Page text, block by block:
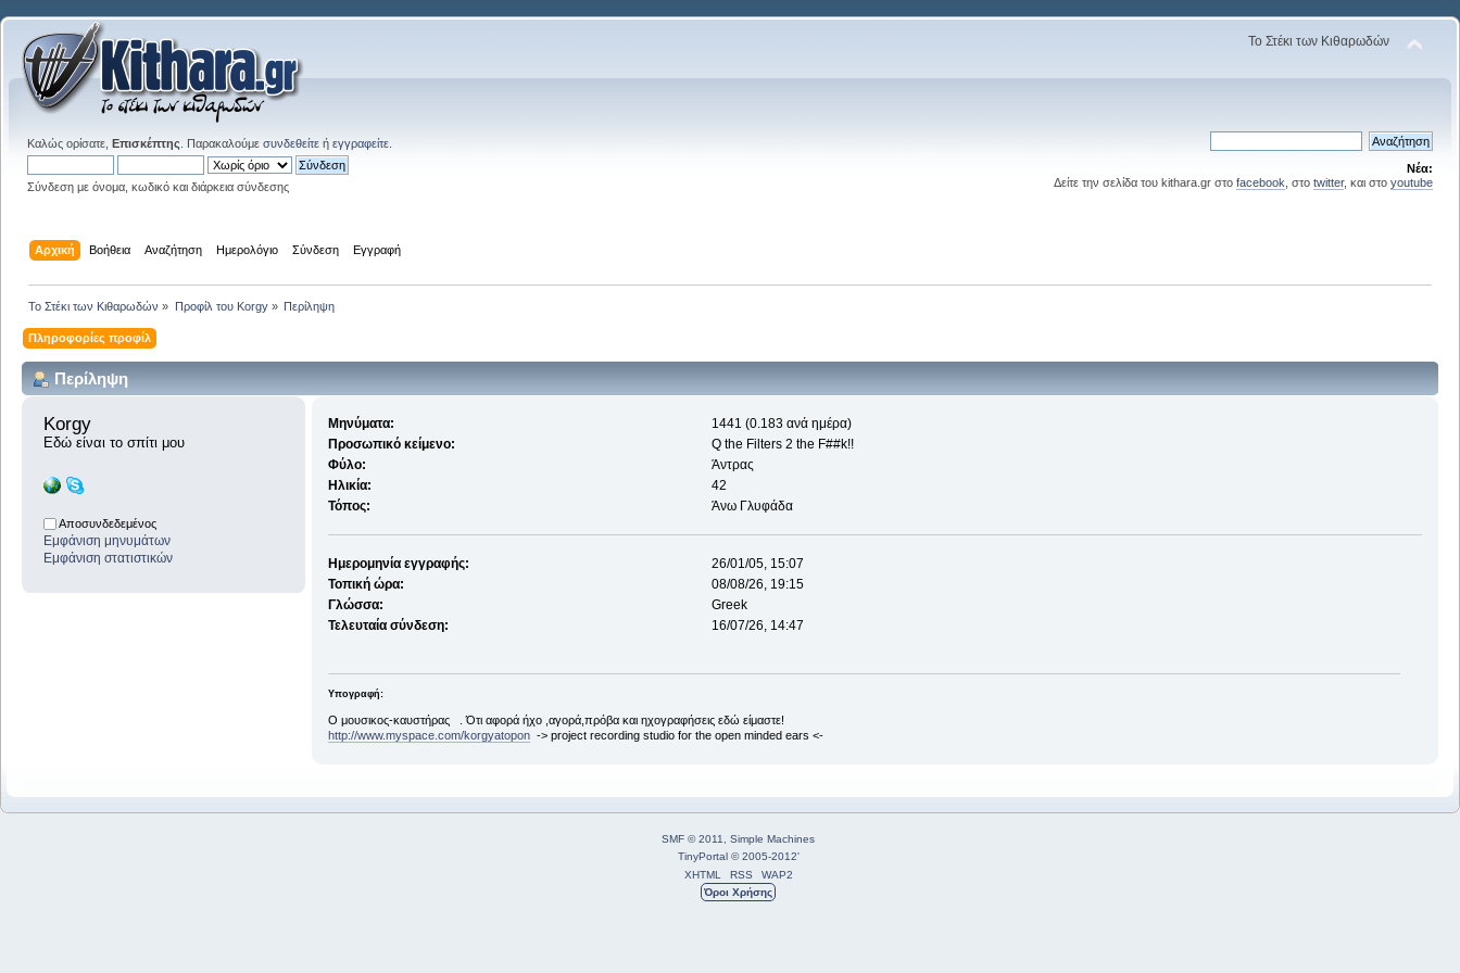
Το Στέκι των Κιθαρωδών
Καλώς ορίσατε, Επισκέπτης . Παρακαλούμε συνδεθείτε ή εγγραφείτε
Σύνδεση με όνομα, κωδικό και διάρκεια σύνδεσης
Νέα:
Δείτε την σελίδα του kithara.gr στο facebook , στο twitter, και στο youtube
Αρχική Βοήθεια Αναζήτηση Ημερολόγιο Σύνδεση Εγγραφή
Το Στέκι των Κιθαρωδών » Προφίλ του Korgy» Περίληψη
Πληροφορίες προφίλ
Περίληψη
Korgy
Εδώ είναι το σπίτι μου
Αποσυνδεδεμένος
Εμφάνιση μηνυμάτων
Εμφάνιση στατιστικών
Μηνύματα:
1441 (0.183 ανά ημέρα)
Προσωπικό κείμενο:
Q the Filters 2 the F##k!!
Φύλο:
Άντρας
Ηλικία:
42
Τόπος:
Άνω Γλυφάδα
Ημερομηνία εγγραφής:
26/01/05, 15:07
Τοπική ώρα:
08/08/26, 19:15
Γλώσσα:
Greek
Τελευταία σύνδεση:
16/07/26, 14:47
Υπογραφή:
Ο μουσικος-καυστήρας . Ότι αφορά ήχο ,αγορά,πρόβα και ηχογραφήσεις εδώ είμαστε!
http://www.myspace.com/korgyatopon -> project recording studio for the open minded ears <-
SMF © 2011
Simple Machines
TinyPortal © 2005-2012'
XHTML
RSS
WAP2
Όροι Χρήσης